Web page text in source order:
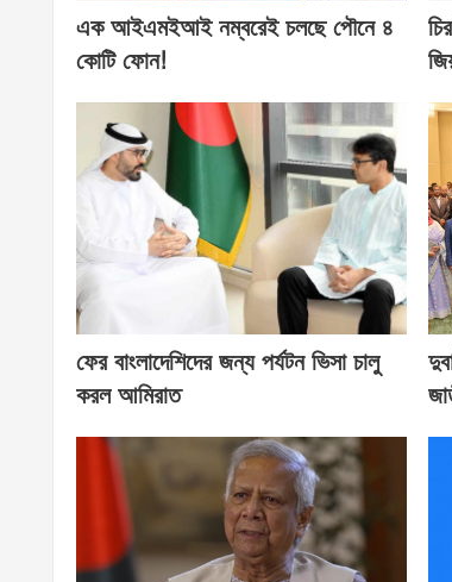
এক আইএমইআই নম্বরেই চলছে পৌনে ৪
কোটি ফোন!
ফের বাংলাদেশিদের জন্য পর্যটন ভিসা চালু
করল আমিরাত